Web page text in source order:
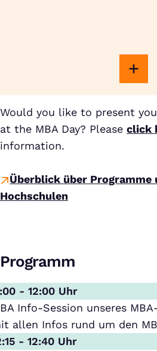
Would you like to present
at the MBA Day? Please click
information.
Überblick über Programme
Hochschulen
Programm
- 12:00 Uhr
Info-Session unseres
allen Infos rund um den
- 12:40 Uhr